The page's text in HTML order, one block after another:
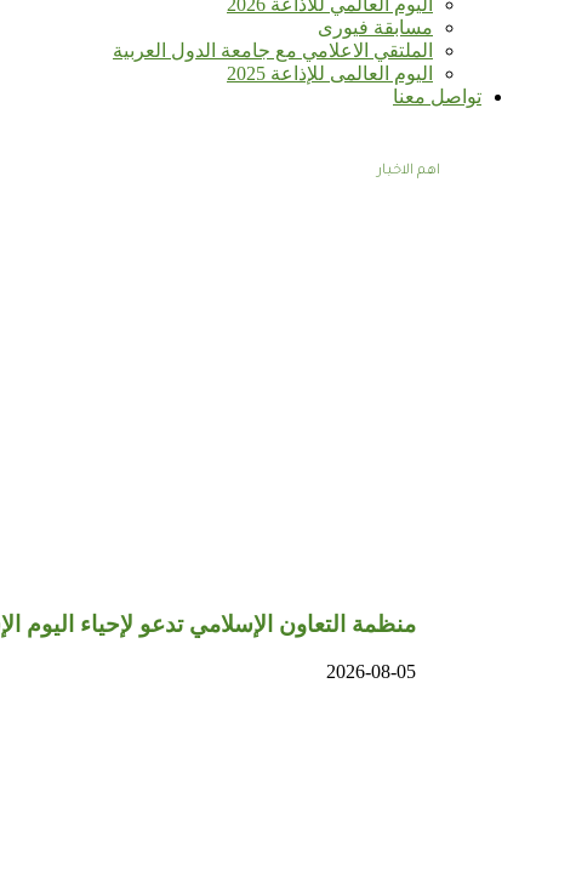
اليوم العالمي للأذاعة 2026
مسابقة فيورى
الملتقي الاعلامي مع جامعة الدول العربية
اليوم العالمى للإذاعة 2025
تواصل معنا
اهم الاخبار
منظمة التعاون الإسلامي تدعو لإحياء اليوم
2026-08-05